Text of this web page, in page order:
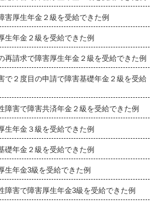
害厚生年金２級を受給できた例
生年金２級を受給できた例
再請求で障害厚生年金２級を受給できた例
で２度目の申請で障害基礎年金２級を受給
障害で障害共済年金２級を受給できた例
生年金３級を受給できた例
礎年金２級を受給できた例
生年金3級を受給できた例
障害で障害厚生年金3級を受給できた例